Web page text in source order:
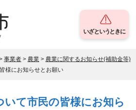
いざというときに
事業者 > 農業 > 農業に関するお知らせ(補助金等)
様にお知らせとお願い
いて市民の皆様にお知ら